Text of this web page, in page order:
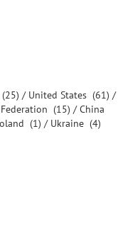
(25) / United States (61) /
(15) /China
(1) / Ukraine (4)